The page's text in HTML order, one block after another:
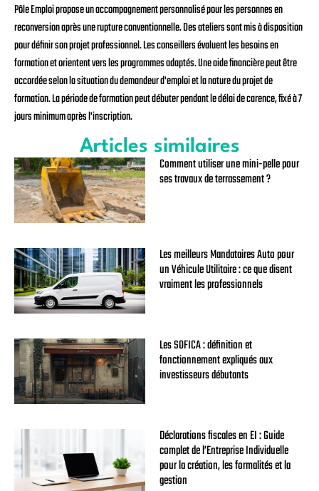
Pôle Emploi propose un accompagnement personnalisé pour les personnes en
reconversion après une rupture conventionnelle. Des ateliers sont mis à disposition
pour définir son projet professionnel. Les conseillers évaluent les besoins en
formation et orientent vers les programmes adaptés. Une aide financière peut être
accordée selon la situation du demandeur d'emploi et la nature du projet de
formation. La période de formation peut débuter pendant le délai de carence, fixé à 7
jours minimum après l'inscription.
Articles similaires
Comment utiliser une mini-pelle pour
ses travaux de terrassement ?
Les meilleurs Mandataires Auto pour
un Véhicule Utilitaire : ce que disent
vraiment les professionnels
Les SOFICA : définition et
fonctionnement expliqués aux
investisseurs débutants
Déclarations fiscales en EI : Guide
complet de l’Entreprise Individuelle
pour la création, les formalités et la
gestion